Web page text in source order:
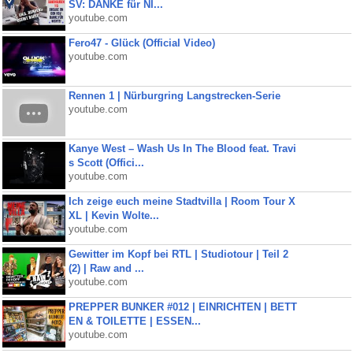
SV: DANKE für NI...
youtube.com
Fero47 - Glück (Official Video)
youtube.com
Rennen 1 | Nürburgring Langstrecken-Serie
youtube.com
Kanye West – Wash Us In The Blood feat. Travi
s Scott (Offici...
youtube.com
Ich zeige euch meine Stadtvilla | Room Tour X
XL | Kevin Wolte...
youtube.com
Gewitter im Kopf bei RTL | Studiotour | Teil 2
(2) | Raw and ...
youtube.com
PREPPER BUNKER #012 | EINRICHTEN | BETT
EN & TOILETTE | ESSEN...
youtube.com